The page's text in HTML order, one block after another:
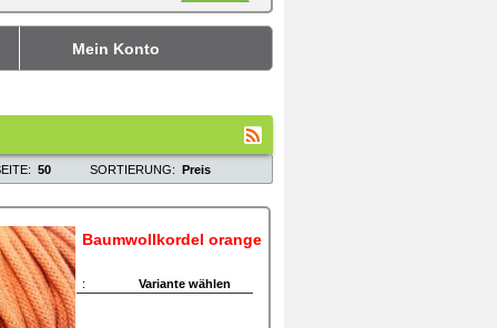
Mein Konto
SORTIERUNG: Preis
50
Baumwollkordel orange
: Variante wählen